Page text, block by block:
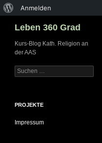
Über
WordPress
Anmelden
Inhalt
springen
Leben 360 Grad
Kurs-Blog Kath. Religion an
der AAS
Suchen
nach:
PROJEKTE
Impressum